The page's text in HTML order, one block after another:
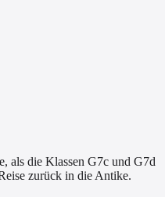
als die Klassen G7c und G7d
zurück in die Antike.